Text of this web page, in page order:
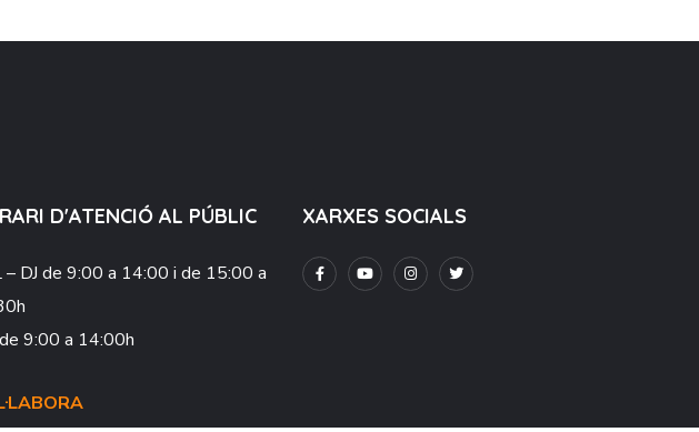
D'ATENCIÓ AL PÚBLIC
DJ de 9:00 a 14:00 i de 15:00 a
de 9:00 a 14:00h
XARXES SOCIALS